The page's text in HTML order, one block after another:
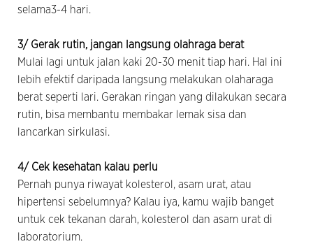
selama3-4 hari.
3/ Gerak rutin, jangan langsung olahraga berat
Mulai lagi untuk jalan kaki 20-30 menit tiap hari. Hal ini
lebih efektif daripada langsung melakukan olaharaga
berat seperti lari. Gerakan ringan yang dilakukan secara
rutin, bisa membantu membakar lemak sisa dan
lancarkan sirkulasi.
4/ Cek kesehatan kalau perlu
Pernah punya riwayat kolesterol, asam urat, atau
hipertensi sebelumnya? Kalau iya, kamu wajib banget
untuk cek tekanan darah, kolesterol dan asam urat di
laboratorium.